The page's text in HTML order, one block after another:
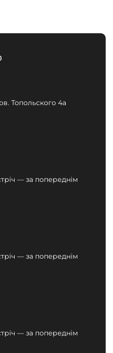
Топольского 4а
— за попереднім
— за попереднім
— за попереднім